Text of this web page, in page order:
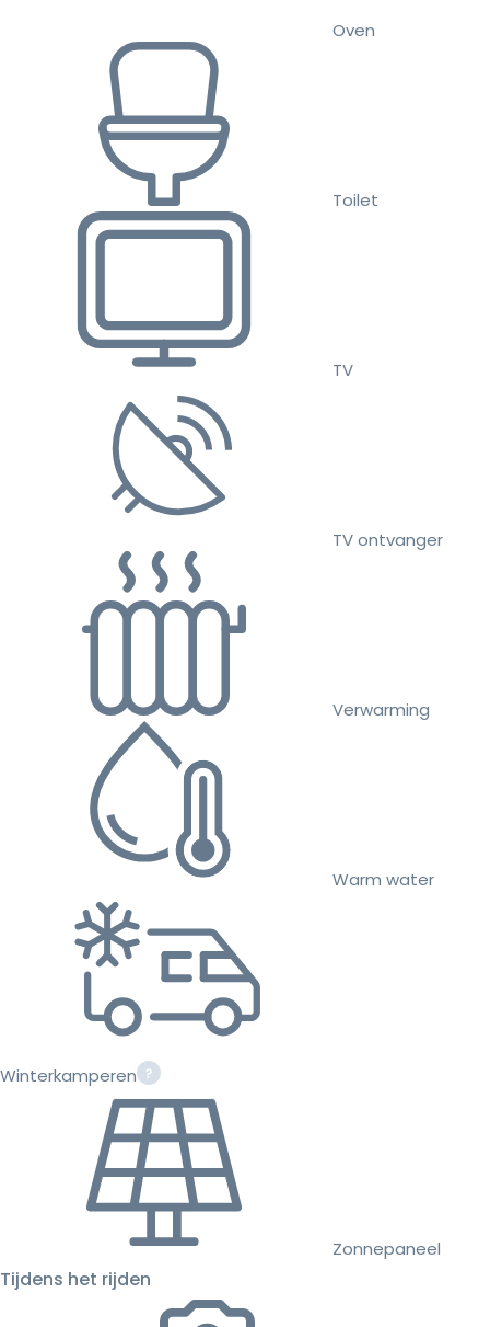
Oven
Toilet
TV
TV ontvanger
Verwarming
Warm water
Winterkamperen
Zonnepaneel
Tijdens het rijden